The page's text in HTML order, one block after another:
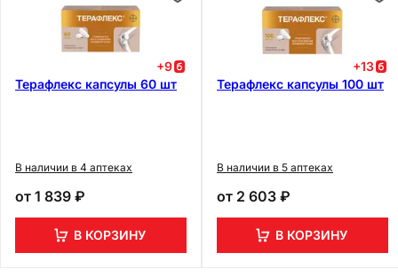
+9
Терафлекс капсулы 60 шт
В наличии в 4 аптеках
от 1 839 ₽
В КОРЗИНУ
+13
Терафлекс капсулы 100 шт
В наличии в 5 аптеках
от 2 603 ₽
В КОРЗИНУ